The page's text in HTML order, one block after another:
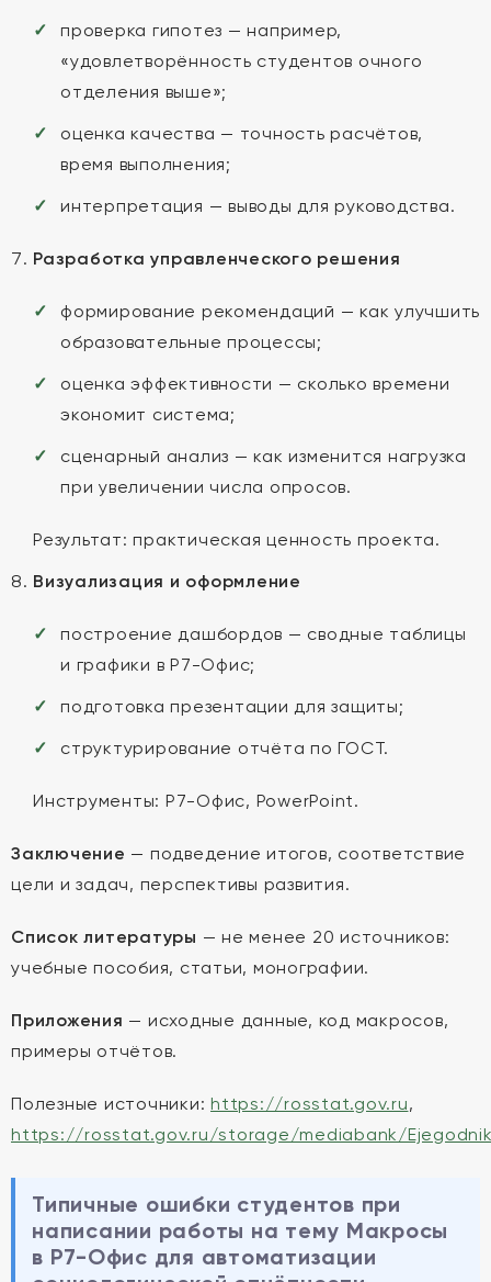
проверка гипотез — например,
«удовлетворённость студентов очного
отделения выше»;
оценка качества — точность расчётов,
время выполнения;
интерпретация — выводы для руководства.
Разработка управленческого решения
формирование рекомендаций — как улучшить
образовательные процессы;
оценка эффективности — сколько времени
экономит система;
сценарный анализ — как изменится нагрузка
при увеличении числа опросов.
Результат: практическая ценность проекта.
Визуализация и оформление
построение дашбордов — сводные таблицы
и графики в Р7-Офис;
подготовка презентации для защиты;
структурирование отчёта по ГОСТ.
Инструменты: Р7-Офис, PowerPoint.
Заключение — подведение итогов, соответствие
цели и задач, перспективы развития.
Список литературы — не менее 20 источников:
учебные пособия, статьи, монографии.
Приложения — исходные данные, код макросов,
примеры отчётов.
Полезные источники: https://rosstat.gov.ru,
https://rosstat.gov.ru/storage/mediabank/
Типичные ошибки студентов при
написании работы на тему Макросы
в Р7-Офис для автоматизации